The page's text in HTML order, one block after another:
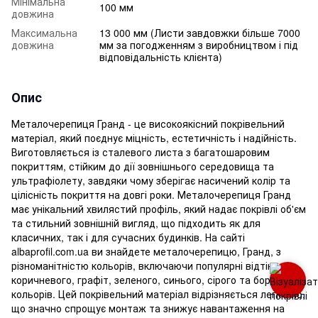
довжина
100 мм
Максимальна
довжина
13 000 мм (Листи завдовжки більше 7000
мм за погодженням з виробництвом і під
відповідальність клієнта)
Опис
Металочерепиця Гранд - це високоякісний покрівельний
матеріал, який поєднує міцність, естетичність і надійність.
Виготовляється із сталевого листа з багатошаровим
покриттям, стійким до дії зовнішнього середовища та
ультрафіолету, завдяки чому зберігає насичений колір та
цілісність покриття на довгі роки. Металочерепиця Гранд
має унікальний хвилястий профіль, який надає покрівлі об'єм
та стильний зовнішній вигляд, що підходить як для
класичних, так і для сучасних будинків. На сайті
albaprofil.com.ua ви знайдете металочерепицю, Гранд, з
різноманітністю кольорів, включаючи популярні відтінки
коричневого, графіт, зеленого, синього, сірого та бордового
кольорів. Цей покрівельний матеріал відрізняється легкістю,
що значно спрощує монтаж та знижує навантаження на